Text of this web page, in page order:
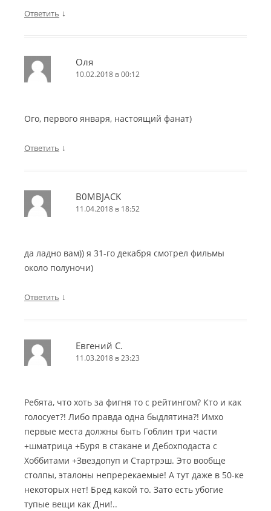
Ответить ↓
Оля
10.02.2018 в 00:12
Ого, первого января, настоящий фанат)
Ответить ↓
B0MBJACK
11.04.2018 в 18:52
да ладно вам)) я 31-го декабря смотрел фильмы
около полуночи)
Ответить ↓
Евгений С.
11.03.2018 в 23:23
Ребята, что хоть за фигня то с рейтингом? Кто и как
голосует?! Либо правда одна быдлятина?! Имхо
первые места должны быть Гоблин три части
+шматрица +Буря в стакане и Дебохподаста с
Хоббитами +Звездопуп и Стартрэш. Это вообще
столпы, эталоны непререкаемые! А тут даже в 50-ке
некоторых нет! Бред какой то. Зато есть убогие
тупые вещи как Дни!..